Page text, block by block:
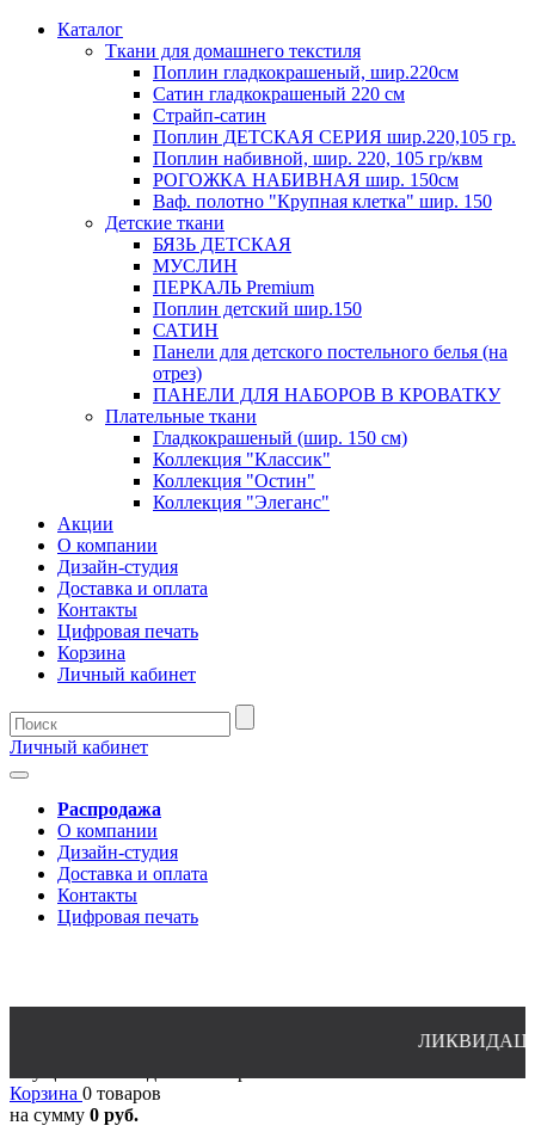
Каталог
Ткани для домашнего текстиля
Поплин гладкокрашеный, шир.220см
Сатин гладкокрашеный 220 см
Страйп-сатин
Поплин ДЕТСКАЯ СЕРИЯ шир.220,105 гр.
Поплин набивной, шир. 220, 105 гр/квм
РОГОЖКА НАБИВНАЯ шир. 150см
Ваф. полотно "Крупная клетка" шир. 150
Детские ткани
БЯЗЬ ДЕТСКАЯ
МУСЛИН
ПЕРКАЛЬ Premium
Поплин детский шир.150
САТИН
Панели для детского постельного белья (на
отрез)
ПАНЕЛИ ДЛЯ НАБОРОВ В КРОВАТКУ
Плательные ткани
Гладкокрашеный (шир. 150 см)
Коллекция "Классик"
Коллекция "Остин"
Коллекция "Элеганс"
Акции
О компании
Дизайн-студия
Доставка и оплата
Контакты
Цифровая печать
Корзина
Личный кабинет
Личный кабинет
Распродажа
О компании
Дизайн-студия
Доставка и оплата
Контакты
Цифровая печать
ЛИКВИДАЦИЯ
Корзина 0 товаров
на сумму 0 руб.